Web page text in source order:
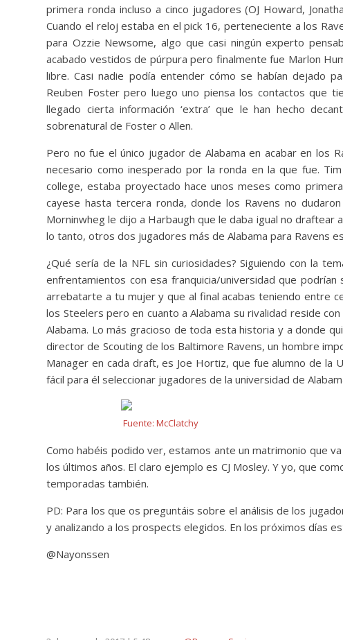
primera ronda incluso a cinco jugadores (OJ Howard,
Cuando el reloj estaba en el pick 16, perteneciente a los
para Ozzie Newsome, algo que casi ningún experto
acabado vestidos de púrpura pero finalmente fue Marlon
libre. Casi nadie podía entender cómo se habían dejado
Reuben Foster pero luego uno piensa los contactos que
llegado cierta información ‘extra’ que le han hecho
sobrenatural de Foster o Allen.
Pero no fue el único jugador de Alabama en acabar en los
necesario como inesperado por la ronda en la que fue.
college, estaba proyectado hace unos meses como
cayese hasta tercera ronda, donde los Ravens no
Morninwheg le dijo a Harbaugh que le daba igual no draftear
lo tanto, otros dos jugadores más de Alabama para Ravens
¿Qué sería de la NFL sin curiosidades? Siguiendo con la
enfrentamientos con esa franquicia/universidad que
arrebatarte a tu mujer y que al final acabas teniendo entre
los Steelers pero en cuanto a Alabama su rivalidad reside
Alabama. Lo más gracioso de toda esta historia y a donde
director de Scouting de los Baltimore Ravens, un hombre
Manager en cada draft, es Joe Hortiz, que fue alumno de la
fácil para él seleccionar jugadores de la universidad de
Fuente: McClatchy
Como habéis podido ver, estamos ante un matrimonio que
los últimos años. El claro ejemplo es CJ Mosley. Y yo, que
temporadas también.
PD: Para los que os preguntáis sobre el análisis de los
y analizando a los prospects elegidos. En los próximos días
@Nayonssen